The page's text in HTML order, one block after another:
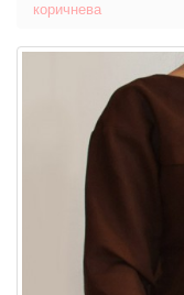
коричнева